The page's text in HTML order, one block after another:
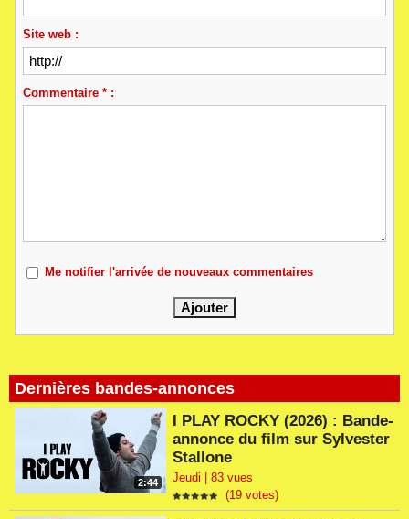
Dernières bandes-annonces
2:44
I PLAY ROCKY (2026) : Bande-
annonce du film sur Sylvester
Stallone
Jeudi | 83 vues
(19 votes)
Site web :
Commentaire * :
Me notifier l'arrivée de nouveaux commentaires